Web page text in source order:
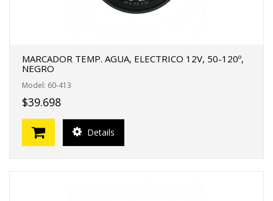
MARCADOR TEMP. AGUA, ELECTRICO 12V, 50-120º,
NEGRO
Model: 60-413
$39.698
Details